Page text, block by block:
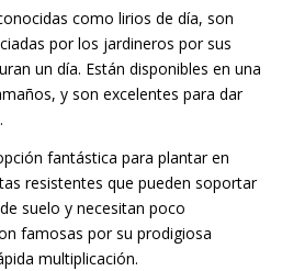
como lirios de día, son
por los jardineros por sus
un día. Están disponibles en una
y son excelentes para dar
fantástica para plantar en
resistentes que pueden soportar
suelo y necesitan poco
famosas por su prodigiosa
multiplicación.